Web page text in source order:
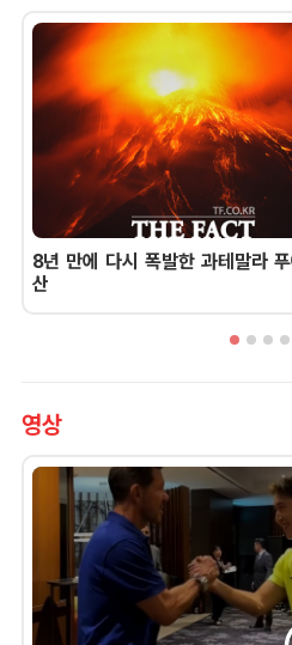
8년 만에 다시 폭발한 과테말라
산
영상